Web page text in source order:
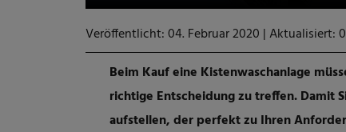
Veröffentlicht: 04. Februar 2020 |Aktualisiert:
Beim Kauf eine Kistenwaschanlage
richtige Entscheidung zu treffen. Damit
aufstellen, der perfekt zu Ihren